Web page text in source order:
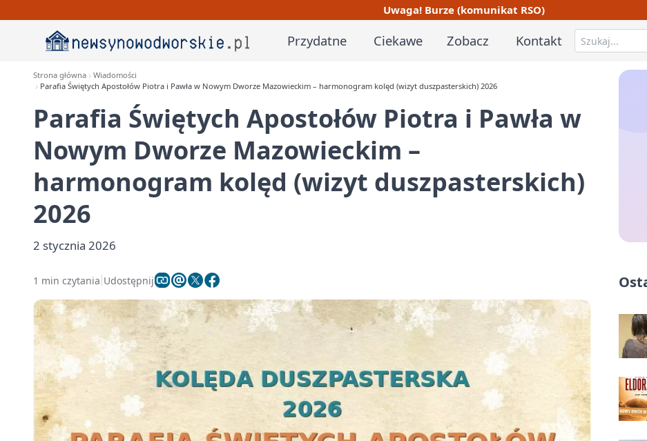
Uwaga! Burze (komunikat RSO)
Przydatne Ciekawe Zobacz Kontakt
Strona główna
Wiadomości
Parafia Świętych Apostołów Piotra i Pawła w Nowym Dworze Mazowieckim – harmonogram kolęd (wizyt duszpasterskich) 2026
Parafia Świętych Apostołów Piotra i Pawła w
Nowym Dworze Mazowieckim –
harmonogram kolęd (wizyt duszpasterskich)
2026
2 stycznia 2026
1 min czytania Udostępnij